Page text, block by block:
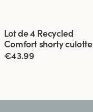
Viewing image 1 of 3
Lot de 4 Recycled
Comfort shorty culotte
€43.99